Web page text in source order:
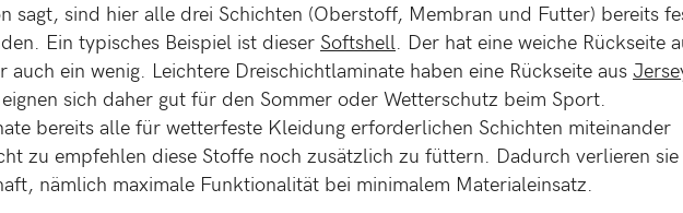
sagt, sind hier alle drei Schichten (Oberstoff, Membran und Futter) bereits
Ein typisches Beispiel ist dieser Softshell. Der hat eine weiche Rückseite
auch ein wenig. Leichtere Dreischichtlaminate haben eine Rückseite aus
sich daher gut für den Sommer oder Wetterschutz beim Sport.
bereits alle für wetterfeste Kleidung erforderlichen Schichten miteinander
zu empfehlen diese Stoffe noch zusätzlich zu füttern. Dadurch verlieren sie
nämlich maximale Funktionalität bei minimalem Materialeinsatz.